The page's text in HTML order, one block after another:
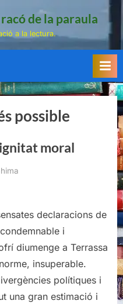
de la paraula
a la lectura.
possible
moral
declaracions de
i
diumenge a Terrassa
insuperable.
polítiques i
una gran estimació i